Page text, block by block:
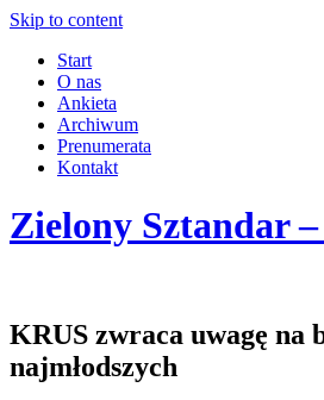
Skip to content
Start
O nas
Ankieta
Archiwum
Prenumerata
Kontakt
Zielony Sztandar
KRUS zwraca uwagę na
najmłodszych